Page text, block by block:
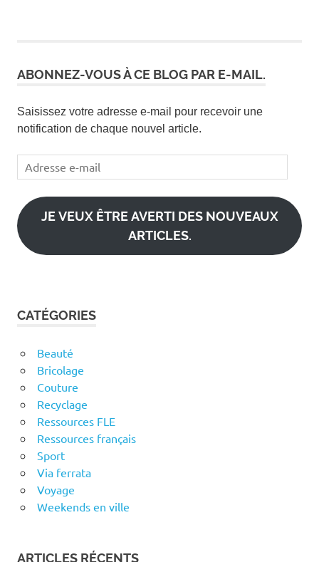
ABONNEZ-VOUS À CE BLOG PAR E-MAIL.
Saisissez votre adresse e-mail pour recevoir une
notification de chaque nouvel article.
Adresse
e-
mail
JE VEUX ÊTRE AVERTI DES NOUVEAUX
ARTICLES.
CATÉGORIES
Beauté
Bricolage
Couture
Recyclage
Ressources FLE
Ressources français
Sport
Via ferrata
Voyage
Weekends en ville
ARTICLES RÉCENTS